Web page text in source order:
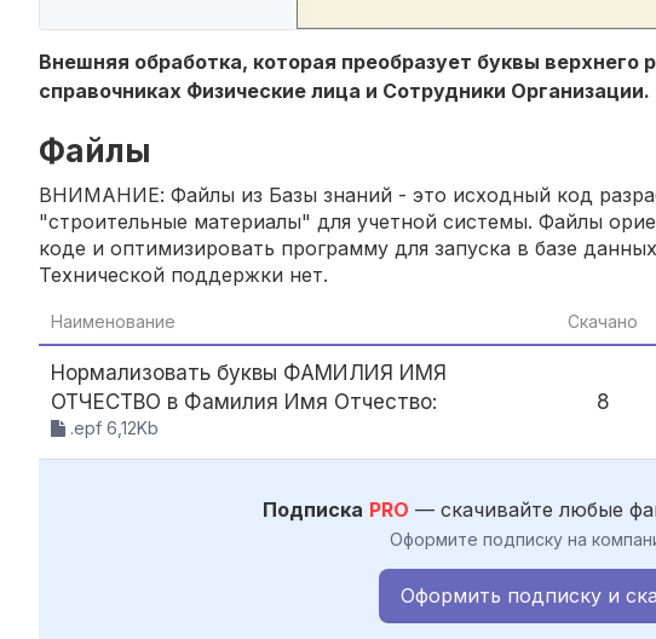
Внешняя обработка, которая преобразует буквы
справочниках Физические лица и Сотрудники Организации.
Файлы
ВНИМАНИЕ: Файлы из Базы знаний - это исходный код
"строительные материалы" для учетной системы. Файлы
коде и оптимизировать программу для запуска в базе
Технической поддержки нет.
Наименование Скачано
Нормализовать буквы ФАМИЛИЯ ИМЯ
ОТЧЕСТВО в Фамилия Имя Отчество:
.epf 6,12Kb
8
Подписка PRO — скачивайте любые
Оформите подписку на
Оформить подписку и